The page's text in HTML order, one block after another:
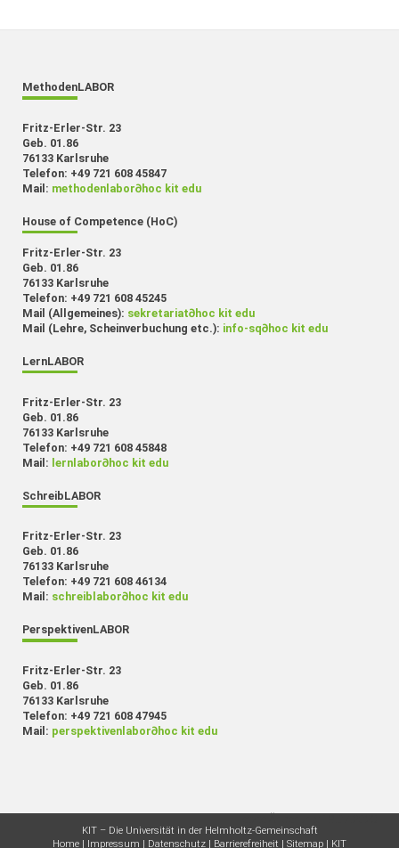
MethodenLABOR
Fritz-Erler-Str. 23
Geb. 01.86
76133 Karlsruhe
Telefon: +49 721 608 45847
Mail: methodenlabor∂hoc kit edu
House of Competence (HoC)
Fritz-Erler-Str. 23
Geb. 01.86
76133 Karlsruhe
Telefon: +49 721 608 45245
Mail (Allgemeines): sekretariat∂hoc kit edu
Mail (Lehre, Scheinverbuchung etc.): info-sq∂hoc kit edu
LernLABOR
Fritz-Erler-Str. 23
Geb. 01.86
76133 Karlsruhe
Telefon: +49 721 608 45848
Mail: lernlabor∂hoc kit edu
SchreibLABOR
Fritz-Erler-Str. 23
Geb. 01.86
76133 Karlsruhe
Telefon: +49 721 608 46134
Mail: schreiblabor∂hoc kit edu
PerspektivenLABOR
Fritz-Erler-Str. 23
Geb. 01.86
76133 Karlsruhe
Telefon: +49 721 608 47945
Mail: perspektivenlabor∂hoc kit edu
KIT – Die Universität in der Helmholtz-Gemeinschaft
Home
Impressum Datenschutz Barrierefreiheit Sitemap KIT